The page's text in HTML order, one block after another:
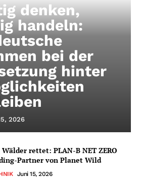
denken,
handeln:
bei der
hinter
2026
rettet: PLAN-B NET ZERO
Partner von Planet Wild
Juni 15, 2026